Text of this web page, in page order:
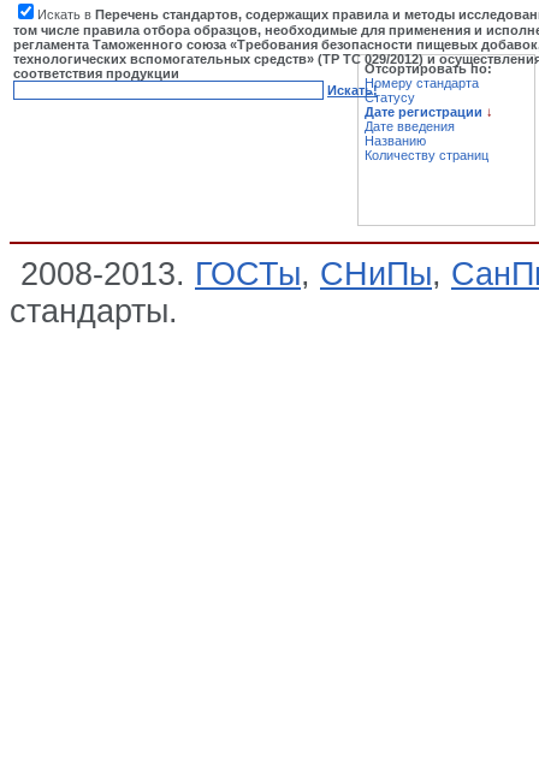
Искать в Перечень стандартов, содержащих правила и методы
том числе правила отбора образцов, необходимые для применения и
регламента Таможенного союза «Требования безопасности пищевых
технологических вспомогательных средств» (ТР ТС 029/2012) и
соответствия продукции
Искать!
Отсортировать по:
Номеру стандарта
Статусу
Дате регистрации ↓
Дате введения
Названию
Количеству страниц
2008-2013. ГОСТы, СНиПы,
стандарты.